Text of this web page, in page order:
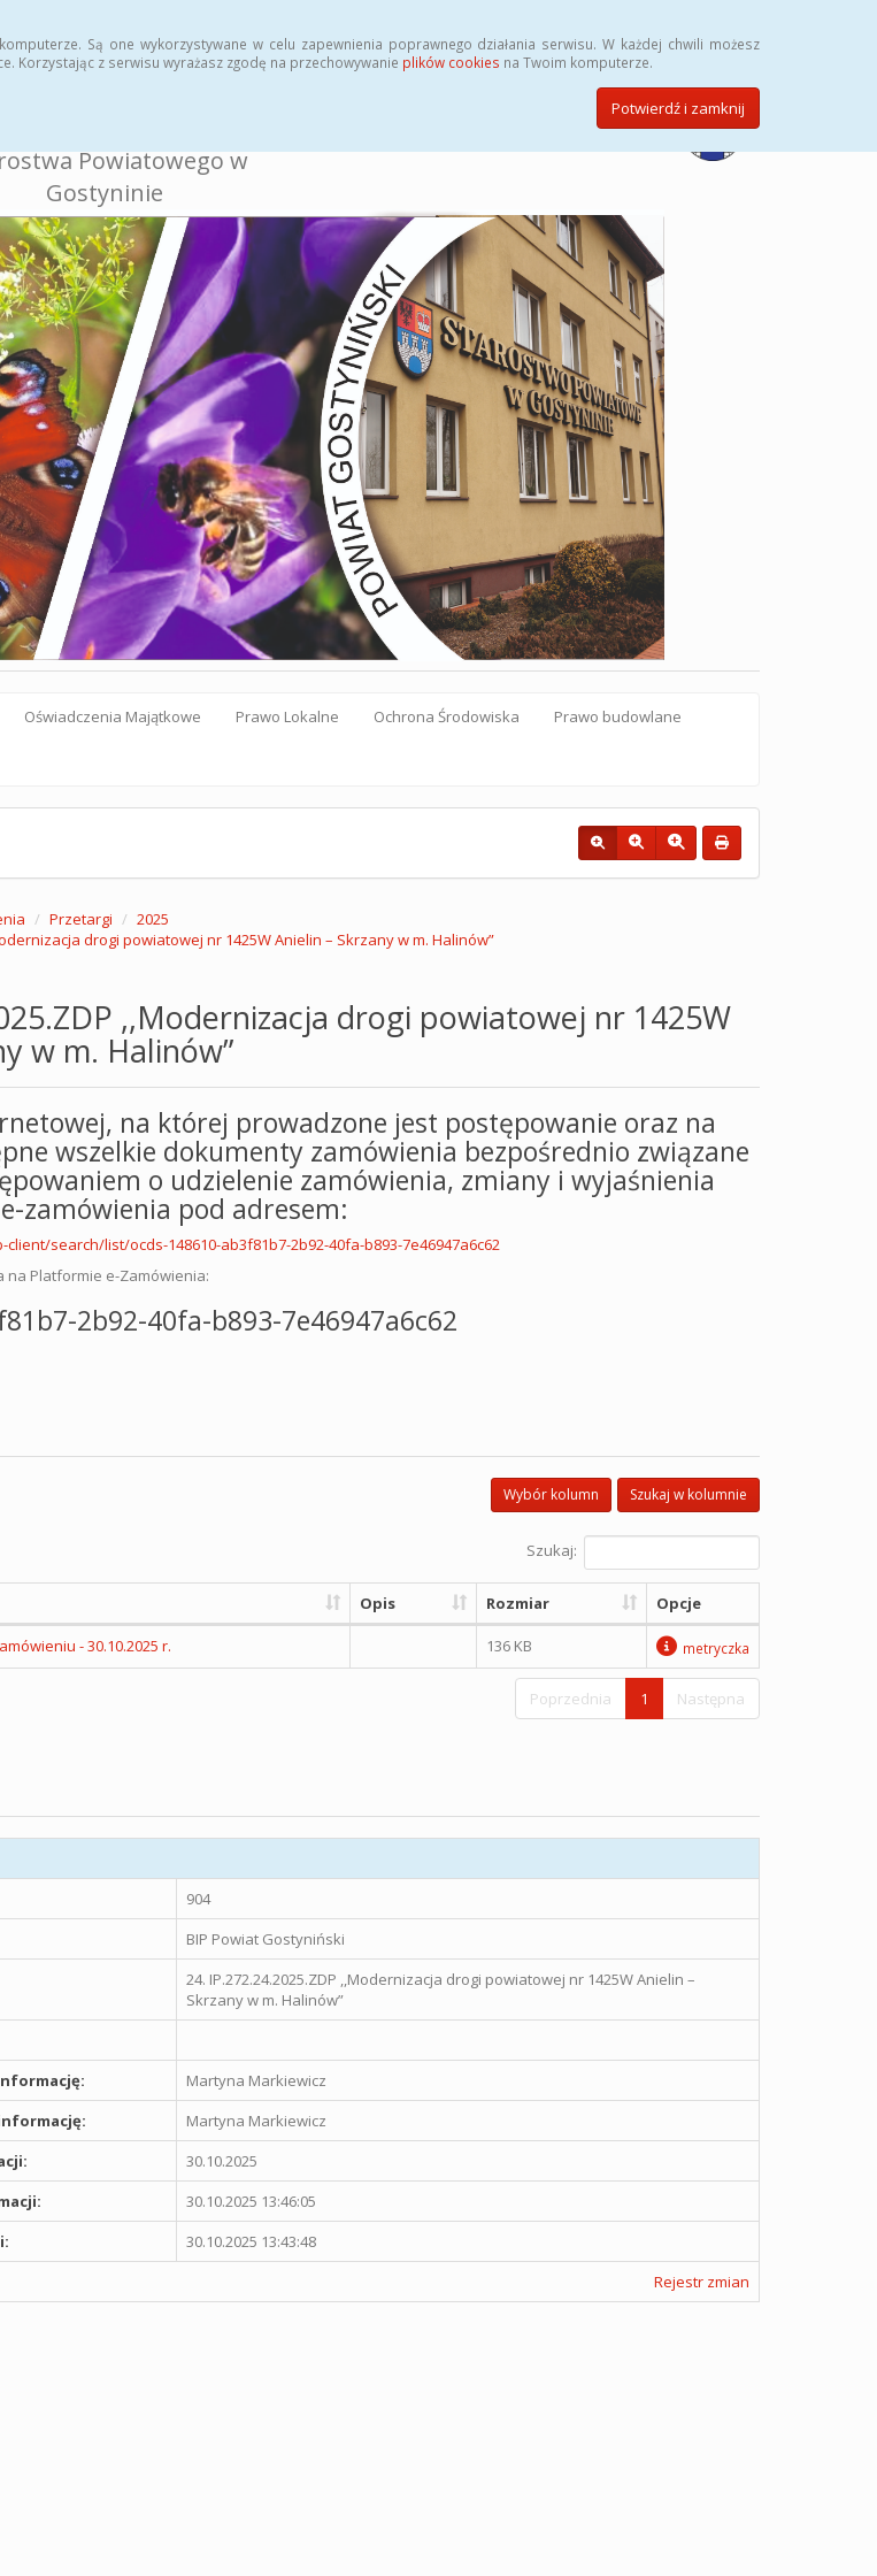
Są one wykorzystywane w celu zapewnienia poprawnego działania serwisu. W każdej chwili możesz
Korzystając z serwisu wyrażasz zgodę na przechowywanie plików cookies na Twoim komputerze.
Potwierdź i zamknij
Powiatowego w
Gostyninie
Oświadczenia Majątkowe Prawo Lokalne Ochrona Środowiska Prawo budowlane
Przetargi
2025
drogi powiatowej nr 1425W Anielin – Skrzany w m. Halinów”
,,Modernizacja drogi powiatowej nr 1425W
w m. Halinów”
na której prowadzone jest postępowanie oraz na
wszelkie dokumenty zamówienia bezpośrednio związane
o udzielenie zamówienia, zmiany i wyjaśnienia
zamówienia pod adresem:
search/list/ocds-148610-ab3f81b7-2b92-40fa-b893-7e46947a6c62
na Platformie e-Zamówienia:
2b92-40fa-b893-7e46947a6c62
Szukaj w kolumnie
Wybór kolumn
Szukaj:
Opis Rozmiar Opcje
- 30.10.2025 r. 136 KB metryczka
Poprzednia 1 Następna
904
BIP Powiat Gostyniński
24. IP.272.24.2025.ZDP ,,Modernizacja drogi powiatowej nr 1425W Anielin –
Skrzany w m. Halinów”
Martyna Markiewicz
Martyna Markiewicz
30.10.2025
30.10.2025 13:46:05
30.10.2025 13:43:48
Rejestr zmian